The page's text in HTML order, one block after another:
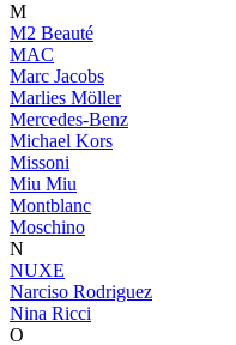
M
M2 Beauté
MAC
Marc Jacobs
Marlies Möller
Mercedes-Benz
Michael Kors
Missoni
Miu Miu
Montblanc
Moschino
N
NUXE
Narciso Rodriguez
Nina Ricci
O